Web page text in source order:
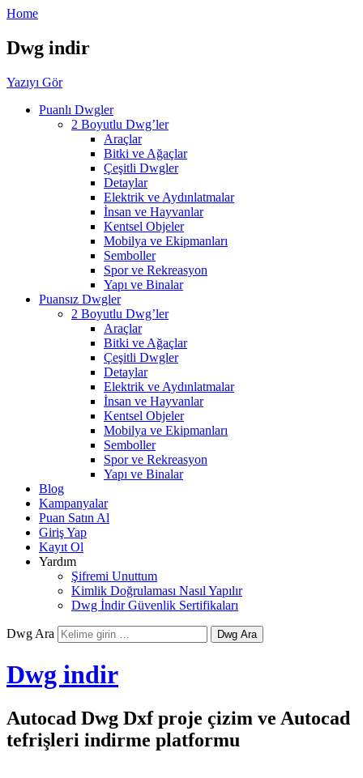
Home
Dwg indir
Yazıyı Gör
Puanlı Dwgler
2 Boyutlu Dwg’ler
Araçlar
Bitki ve Ağaçlar
Çeşitli Dwgler
Detaylar
Elektrik ve Aydınlatmalar
İnsan ve Hayvanlar
Kentsel Objeler
Mobilya ve Ekipmanları
Semboller
Spor ve Rekreasyon
Yapı ve Binalar
Puansız Dwgler
2 Boyutlu Dwg’ler
Araçlar
Bitki ve Ağaçlar
Çeşitli Dwgler
Detaylar
Elektrik ve Aydınlatmalar
İnsan ve Hayvanlar
Kentsel Objeler
Mobilya ve Ekipmanları
Semboller
Spor ve Rekreasyon
Yapı ve Binalar
Blog
Kampanyalar
Puan Satın Al
Giriş Yap
Kayıt Ol
Yardım
Şifremi Unuttum
Kimlik Doğrulaması Nasıl Yapılır
Dwg İndir Güvenlik Sertifikaları
Dwg Ara
Dwg indir
Autocad Dwg Dxf proje çizim ve Autocad
tefrişleri indirme platformu